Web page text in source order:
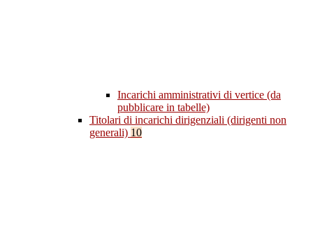
Incarichi amministrativi di vertice (da
pubblicare in tabelle)
Titolari di incarichi dirigenziali (dirigenti non
generali) 10